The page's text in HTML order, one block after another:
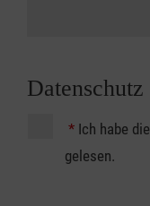
Datenschutz
* Ich habe die
gelesen.